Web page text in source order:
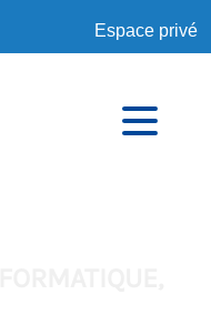
Espace privé